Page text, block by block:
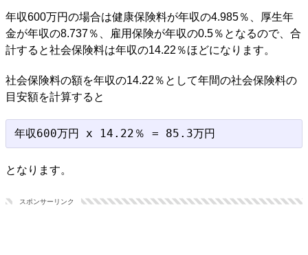
年収600万円の場合は健康保険料が年収の4.985％、厚生年
金が年収の8.737％、雇用保険が年収の0.5％となるので、合
計すると社会保険料は年収の14.22％ほどになります。
社会保険料の額を年収の14.22％として年間の社会保険料の
目安額を計算すると
となります。
スポンサーリンク